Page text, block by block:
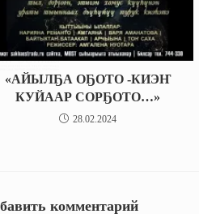
«АЙЫЛҔА ОҔОТО -КИЭҤ
КУЙААР СОРҔОТО…»
28.02.2024
комментарий